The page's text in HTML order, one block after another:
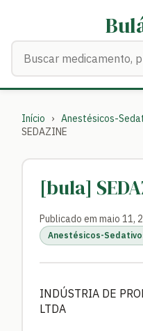
Início › Anestésicos-
SEDAZINE
[bula]
Publicado em maio 11,
Anestésicos-
INDÚSTRIA DE
LTDA